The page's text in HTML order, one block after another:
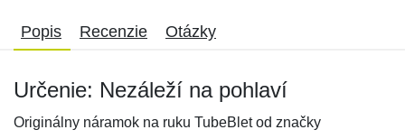
Popis Recenzie Otázky
Určenie: Nezáleží na pohlaví
Originálny náramok na ruku TubeBlet od značky